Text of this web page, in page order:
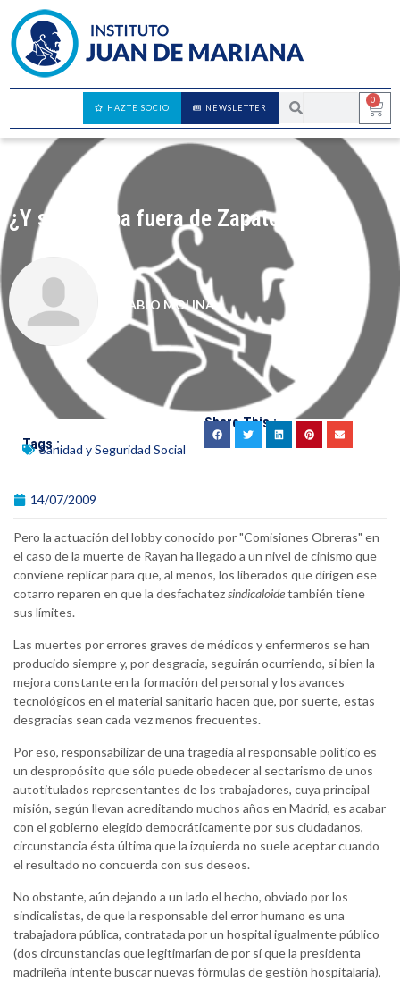
0
NEWSLETTER
HAZTE SOCIO
¿Y si la culpa fuera de Zapatero?
PABLO MOLINA
Tags :Sanidad y Seguridad Social
Share This :
14/07/2009
Pero la actuación del lobby conocido por "Comisiones Obreras" en
el caso de la muerte de Rayan ha llegado a un nivel de cinismo que
conviene replicar para que, al menos, los liberados que dirigen ese
cotarro reparen en que la desfachatezsindicaloidetambién tiene
sus límites.
Las muertes por errores graves de médicos y enfermeros se han
producido siempre y, por desgracia, seguirán ocurriendo, si bien la
mejora constante en la formación del personal y los avances
tecnológicos en el material sanitario hacen que, por suerte, estas
desgracias sean cada vez menos frecuentes.
Por eso, responsabilizar de una tragedia al responsable político es
un despropósito que sólo puede obedecer al sectarismo de unos
autotitulados representantes de los trabajadores, cuya principal
misión, según llevan acreditando muchos años en Madrid, es acabar
con el gobierno elegido democráticamente por sus ciudadanos,
circunstancia ésta última que la izquierda no suele aceptar cuando
el resultado no concuerda con sus deseos.
No obstante, aún dejando a un lado el hecho, obviado por los
sindicalistas, de que la responsable del error humano es una
trabajadora pública, contratada por un hospital igualmente público
(dos circunstancias que legitimarían de por sí que la presidenta
madrileña intente buscar nuevas fórmulas de gestión hospitalaria),